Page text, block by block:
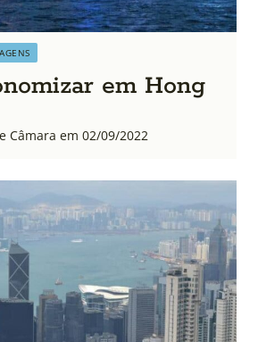
em Hong
Câmara em 02/09/2022